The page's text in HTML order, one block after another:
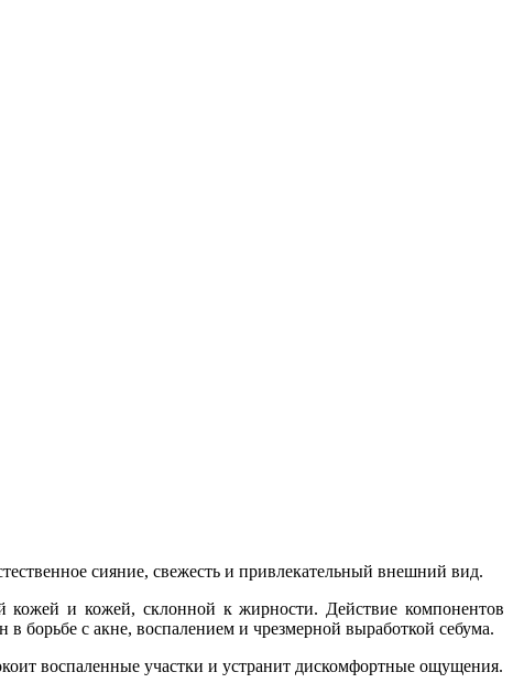
сияние, свежесть и привлекательный внешний вид.
кожей и кожей, склонной к жирности. Действие компонентов
борьбе с акне, воспалением и чрезмерной выработкой себума.
воспаленные участки и устранит дискомфортные ощущения.